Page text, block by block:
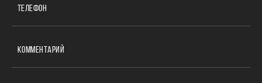
ТЕЛЕФОН
КОММЕНТАРИЙ